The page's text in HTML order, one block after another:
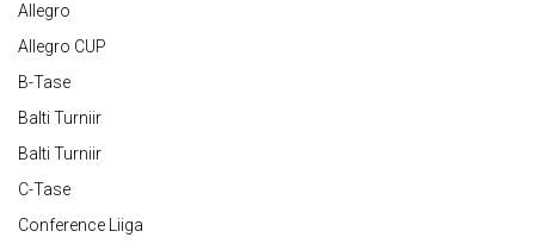
Allegro
Allegro CUP
B-Tase
Balti Turniir
Balti Turniir
C-Tase
Conference Liiga